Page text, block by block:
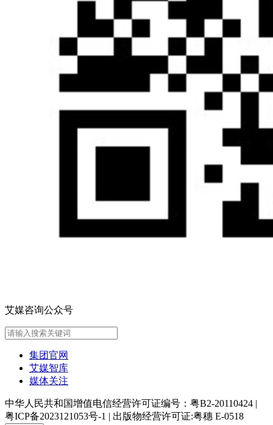
艾媒咨询公众号
集团官网
艾媒智库
媒体关注
中华人民共和国增值电信经营许可证编号：粤B2-20110424 |
粤ICP备2023121053号-1 | 出版物经营许可证:粤穗 E-0518